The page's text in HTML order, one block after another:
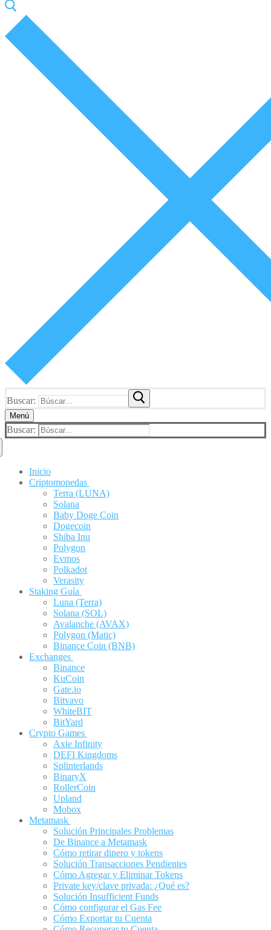
Buscar:
Menú
Buscar:
Inicio
Criptomonedas
Terra (LUNA)
Solana
Baby Doge Coin
Dogecoin
Shiba Inu
Polygon
Evmos
Polkadot
Verasity
Staking Guía
Luna (Terra)
Solana (SOL)
Avalanche (AVAX)
Polygon (Matic)
Binance Coin (BNB)
Exchanges
Binance
KuCoin
Gate.io
Bitvavo
WhiteBIT
BitYard
Crypto Games
Axie Infinity
DEFI Kingdoms
Splinterlands
BinaryX
RollerCoin
Upland
Mobox
Metamask
Solución Principales Problemas
De Binance a Metamask
Cómo retirar dinero y tokens
Solución Transacciones Pendientes
Cómo Agregar y Eliminar Tokens
Private key/clave privada: ¿Qué es?
Solución Insufficient Funds
Cómo configurar el Gas Fee
Cómo Exportar tu Cuenta